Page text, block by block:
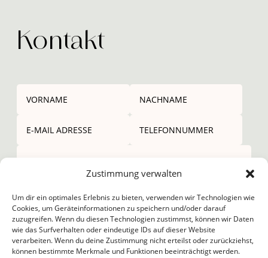
Zustimmung verwalten
Um dir ein optimales Erlebnis zu bieten, verwenden wir Technologien wie
Cookies, um Geräteinformationen zu speichern und/oder darauf
zuzugreifen. Wenn du diesen Technologien zustimmst, können wir Daten
wie das Surfverhalten oder eindeutige IDs auf dieser Website
verarbeiten. Wenn du deine Zustimmung nicht erteilst oder zurückziehst,
können bestimmte Merkmale und Funktionen beeinträchtigt werden.
Kontakt
8 + 8 = Submit